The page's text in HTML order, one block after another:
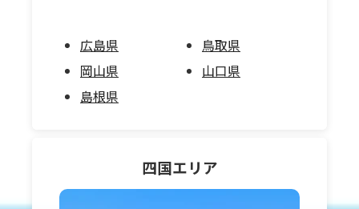
広島県
岡山県
島根県
鳥取県
山口県
四国エリア